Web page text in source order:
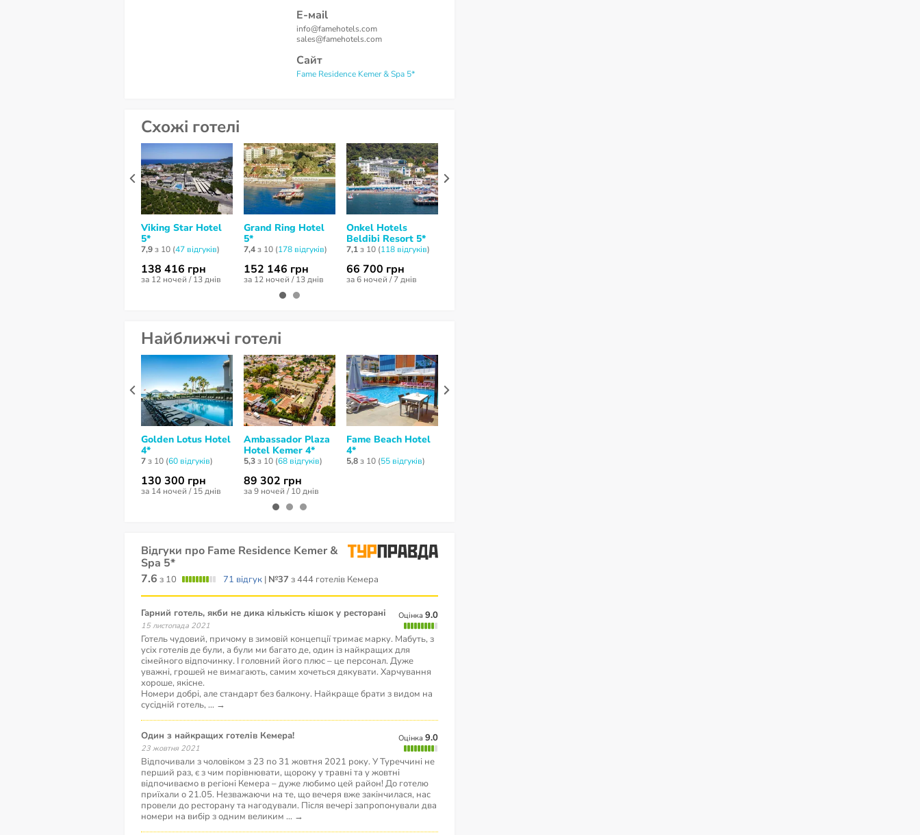
Е-маil
info@famehotels.com
sales@famehotels.com
Сайт
Fame Residence Kemer & Spa 5*
Схожі готелі
Viking Star Hotel
5*
7,9з 10 (47 відгуків)
138 416 грн
за 12 ночей / 13 днів
Grand Ring Hotel
5*
7,4з 10 (178 відгуків)
152 146 грн
за 12 ночей / 13 днів
Onkel Hotels
Beldibi Resort 5*
7,1з 10 (118 відгуків)
66 700 грн
за 6 ночей / 7 днів
Найближчі готелі
Golden Lotus Hotel
4*
7з 10 (60 відгуків)
130 300 грн
за 14 ночей / 15 днів
Ambassador Plaza
Hotel Kemer 4*
5,3з 10 (68 відгуків)
89 302 грн
за 9 ночей / 10 днів
Fame Beach Hotel
4*
5,8з 10 (55 відгуків)
Відгуки про Fame Residence Kemer &
Spa 5*
7.6 з 10 71 відгук | №37 з 444 готелів Кемера
Гарний готель, якби не дика кількість кішок у ресторані
15 листопада 2021
Оцінка
9.0
Готель чудовий, причому в зимовій концепції тримає марку. Мабуть, з
усіх готелів де були, а були ми багато де, один із найкращих для
сімейного відпочинку. І головний його плюс – це персонал. Дуже
уважні, грошей не вимагають, самим хочеться дякувати. Харчування
хороше, якісне.
Номери добрі, але стандарт без балкону. Найкраще брати з видом на
сусідній готель, ... →
Один з найкращих готелів Кемера!
23 жовтня 2021
Оцінка
9.0
Відпочивали з чоловіком з 23 по 31 жовтня 2021 року. У Туреччині не
перший раз, є з чим порівнювати, щороку у травні та у жовтні
відпочиваємо в регіоні Кемера – дуже любимо цей район! До готелю
приїхали о 21.05. Незважаючи на те, що вечеря вже закінчилася, нас
провели до ресторану та нагодували. Після вечері запропонували два
номери на вибір з одним великим ... →